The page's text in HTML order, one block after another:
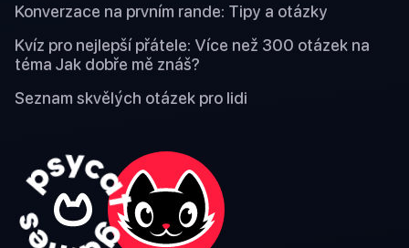
Konverzace na prvním rande: Tipy a otázky
Kvíz pro nejlepší přátele: Více než 300 otázek na
téma Jak dobře mě znáš?
Seznam skvělých otázek pro lidi